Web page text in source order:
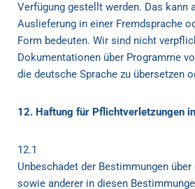
Verfügung gestellt werden. Das kann
Auslieferung in einer Fremdsprache
Form bedeuten. Wir sind nicht
Dokumentationen über Programme
die deutsche Sprache zu übersetzen
12. Haftung für Pflichtverletzungen
12.1
Unbeschadet der Bestimmungen
sowie anderer in diesen